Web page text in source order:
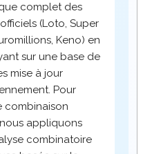
complet des
(Loto, Super
Keno) en
sur une base de
mise à jour
Pour
combinaison
appliquons
combinatoire